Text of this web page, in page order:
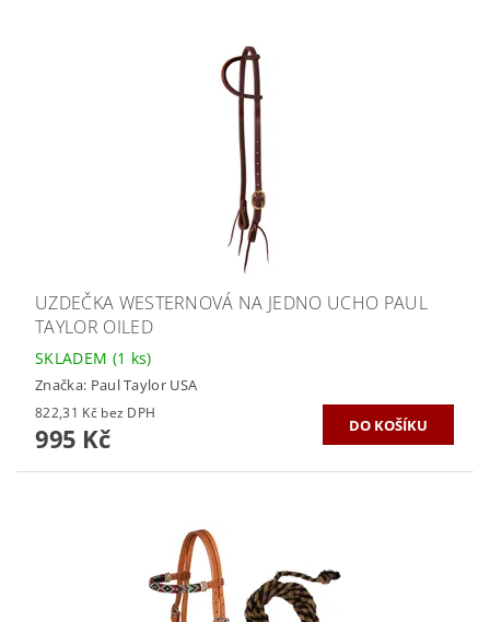
UZDEČKA WESTERNOVÁ NA JEDNO UCHO PAUL
TAYLOR OILED
SKLADEM (1 ks)
Značka: Paul Taylor USA
822,31 Kč bez DPH
995 Kč